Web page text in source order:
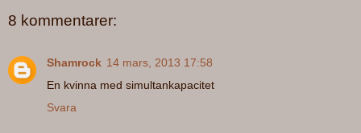
8 kommentarer:
Shamrock 14 mars, 2013 17:58
En kvinna med simultankapacitet
Svara